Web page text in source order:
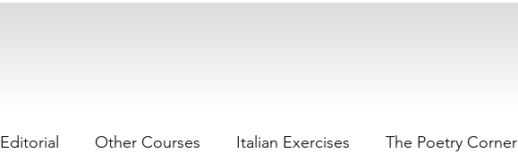
Editorial Other Courses Italian Exercises The Poetry Corner